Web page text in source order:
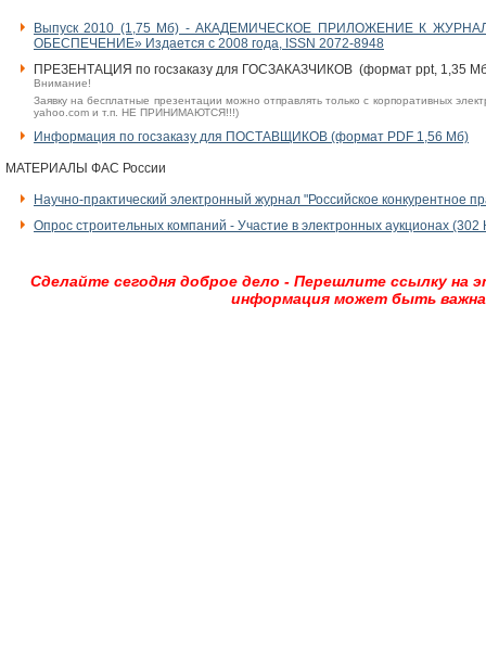
Выпуск 2010 (1,75 Мб) - АКАДЕМИЧЕСКОЕ ПРИЛОЖЕНИЕ К
ОБЕСПЕЧЕНИЕ» Издается с 2008 года, ISSN 2072-8948
ПРЕЗЕНТАЦИЯ по госзаказу для ГОСЗАКАЗЧИКОВ (формат ppt, 1,35
Внимание!
Заявку на бесплатные презентации можно отправлять только с корпоративных
yahoo.com и т.п. НЕ ПРИНИМАЮТСЯ!!!)
Информация по госзаказу для ПОСТАВЩИКОВ (формат PDF 1,56 Мб)
МАТЕРИАЛЫ ФАС России
Научно-практический электронный журнал "Российское конкурентное
Опрос строительных компаний - Участие в электронных аукционах (302
Сделайте сегодня доброе дело - Перешлите ссылку на
информация может быть важна